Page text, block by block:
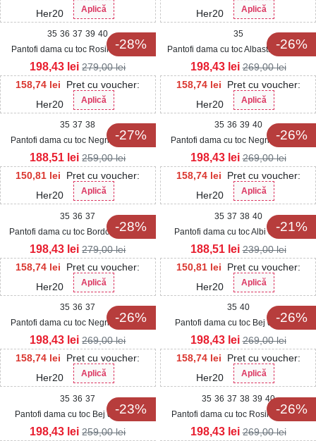
Her20
Aplică
Her20
Aplică
-28%
35 36 37 39 40
Pantofi dama cu toc Rosii din Piele
Ecologica Intoarsa Mizuki
158,74 lei
Pret cu voucher:
Her20
Aplică
198,43 lei 279,00lei
-26%
35
Pantofi dama cu toc Albastri din Piele
Ecologica Erisa
158,74 lei
Pret cu voucher:
Her20
Aplică
198,43 lei 269,00lei
-27%
35 37 38
Pantofi dama cu toc Negri din Satin
Javeria
150,81 lei
Pret cu voucher:
Her20
Aplică
188,51 lei 259,00lei
-26%
35 36 39 40
Pantofi dama cu toc Negri din Piele
Ecologica Intoarsa Wynter
158,74 lei
Pret cu voucher:
Her20
Aplică
198,43 lei 269,00lei
-28%
35 36 37
Pantofi dama cu toc Bordo din Piele
Ecologica Intoarsa Mizuki
158,74 lei
Pret cu voucher:
Her20
Aplică
198,43 lei 279,00lei
-21%
35 37 38 40
Pantofi dama cu toc Albi din Piele
Ecologica Nitana
150,81 lei
Pret cu voucher:
Her20
Aplică
188,51 lei 239,00lei
-26%
35 36 37
Pantofi dama cu toc Negri din Piele
Ecologica Erisa
158,74 lei
Pret cu voucher:
Her20
Aplică
198,43 lei 269,00lei
-26%
35 40
Pantofi dama cu toc Bej din Piele
Ecologica Wynter
158,74 lei
Pret cu voucher:
Her20
Aplică
198,43 lei 269,00lei
-23%
35 36 37
Pantofi dama cu toc Bej din Piele
Ecologica Sarika
198,43 lei 259,00lei
-26%
35 36 37 38 39 40
Pantofi dama cu toc Rosii din Piele
Ecologica Intoarsa Mansa
198,43 lei 269,00lei